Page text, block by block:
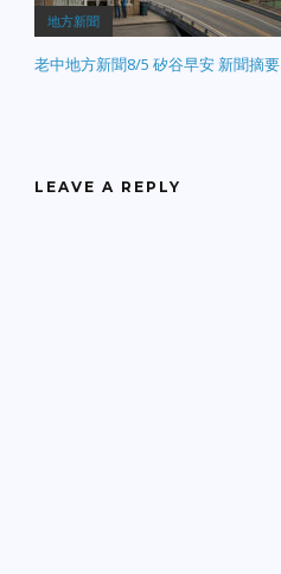
地方新聞
老中地方新聞8/5 矽谷早安 新聞摘要
LEAVE A REPLY